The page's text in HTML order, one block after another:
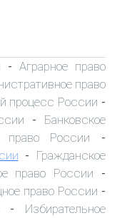
- Аграрное право
право
процесс России -
- Банковское
право России -
- Гражданское
право России -
право России -
- Избирательное